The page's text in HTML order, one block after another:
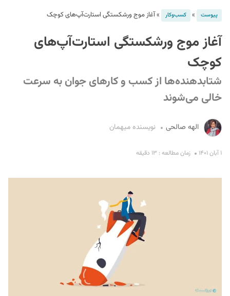
پیوست » کسب‌و‌کار »آغاز موج ورشکستگی استارت‌آپ‌های کوچک
آغاز موج ورشکستگی استارت‌آپ‌های
کوچک
شتابدهنده‌ها از کسب و کارهای جوان به سرعت
خالی می‌شوند
الهه صالحی نویسنده میهمان
۱ آبان ۱۴۰۱ زمان مطالعه : ۱۳ دقیقه